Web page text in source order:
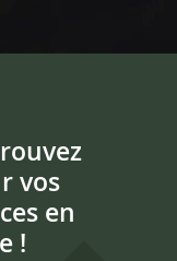
vos
en
!